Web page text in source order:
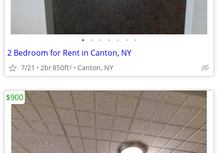
• • • • • • •
2 Bedroom for Rent in Canton, NY
7/21 2br850ft2 Canton, NY
$900